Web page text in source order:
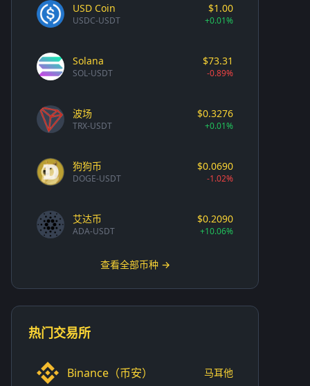
USD Coin
USDC-USDT
$1.00
+0.01%
Solana
SOL-USDT
$73.31
-0.89%
波场
TRX-USDT
$0.3276
+0.01%
狗狗币
DOGE-USDT
$0.0690
-1.02%
艾达币
ADA-USDT
$0.2090
+10.06%
查看全部币种 →
热门交易所
Binance（币安） 马耳他